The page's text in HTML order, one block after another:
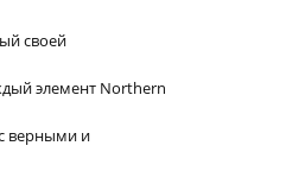
своей
элемент Northern
верными и